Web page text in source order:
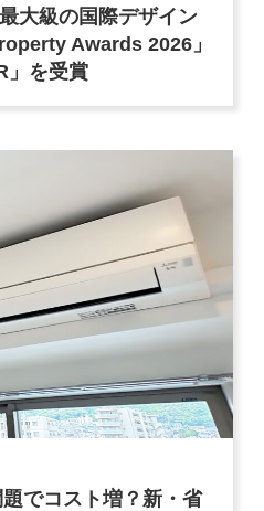
大級の国際デザイン
Awards 2026」
」を受賞
でコスト増？新・省